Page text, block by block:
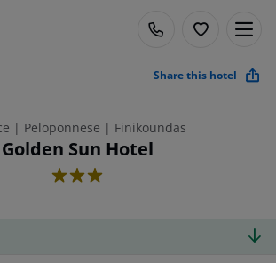
Share this hotel
| Peloponnese | Finikoundas
Golden Sun Hotel
3